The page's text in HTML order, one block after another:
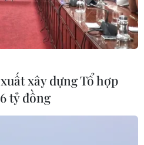
xây dựng Tổ hợp
tỷ đồng